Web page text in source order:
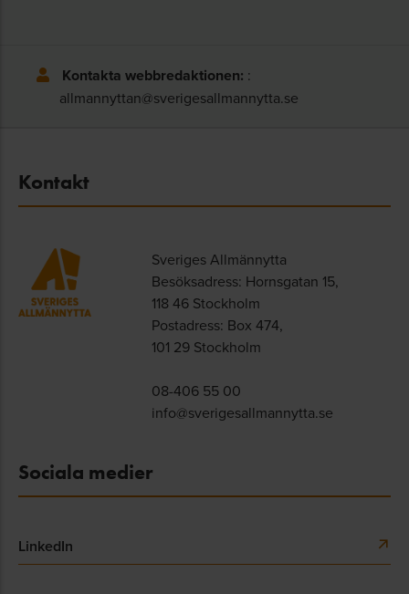
Kontakta webbredaktionen: :
allmannyttan@sverigesallmannytta.se
Kontakt
Sveriges Allmännytta
Besöksadress: Hornsgatan 15,
118 46 Stockholm
Postadress: Box 474,
101 29 Stockholm
08-406 55 00
info@sverigesallmannytta.se
Sociala medier
LinkedIn